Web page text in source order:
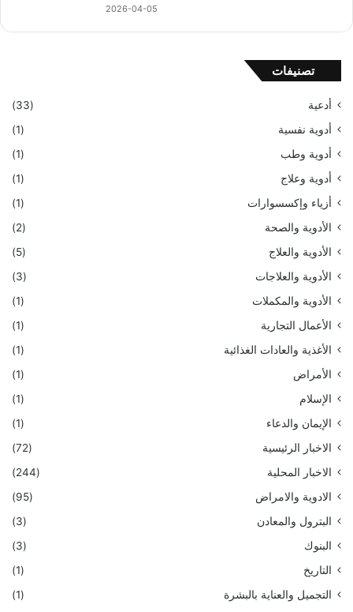
2026-04-05
تصنيفات
أدعية
(33)
أدوية نفسية
(1)
أدوية وطب
(1)
أدوية وعلاج
(1)
أزياء وإكسسوارات
(1)
الأدوية والصحة
(2)
الأدوية والعلاج
(5)
الأدوية والعلاجات
(3)
الأدوية والمكملات
(1)
الأعمال التجارية
(1)
الأغذية والعادات الغذائية
(1)
الأمراض
(1)
الإسلام
(1)
الإيمان والدعاء
(1)
الاخبار الرئيسية
(72)
الاخبار المحلية
(244)
الادوية والامراض
(95)
البترول والمعادن
(3)
البنوك
(3)
التاريخ
(1)
التجميل والعناية بالبشرة
(1)